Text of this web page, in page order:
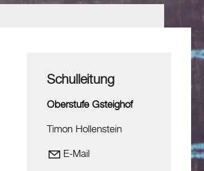
Schulleitung
Oberstufe Gsteighof
Timon Hollenstein
E-Mail